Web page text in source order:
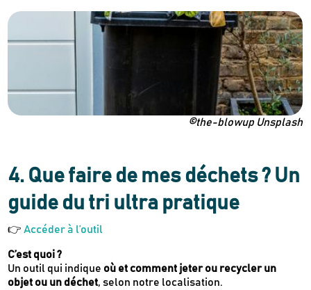
©the-blowup Unsplash
4. Que faire de mes déchets ? Un
guide du tri ultra pratique
👉Accéder à l’outil
C’est quoi ?
Un outil qui indique où et comment jeter ou recycler un
objet ou un déchet, selon notre localisation.